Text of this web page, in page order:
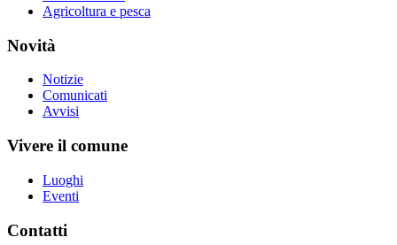
Agricoltura e pesca
Novità
Notizie
Comunicati
Avvisi
Vivere il comune
Luoghi
Eventi
Contatti